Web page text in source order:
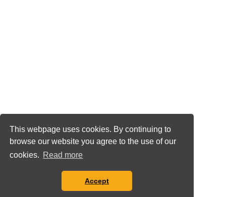
This webpage uses cookies. By continuing to
browse our website you agree to the use of our
cookies. Read more
Accept